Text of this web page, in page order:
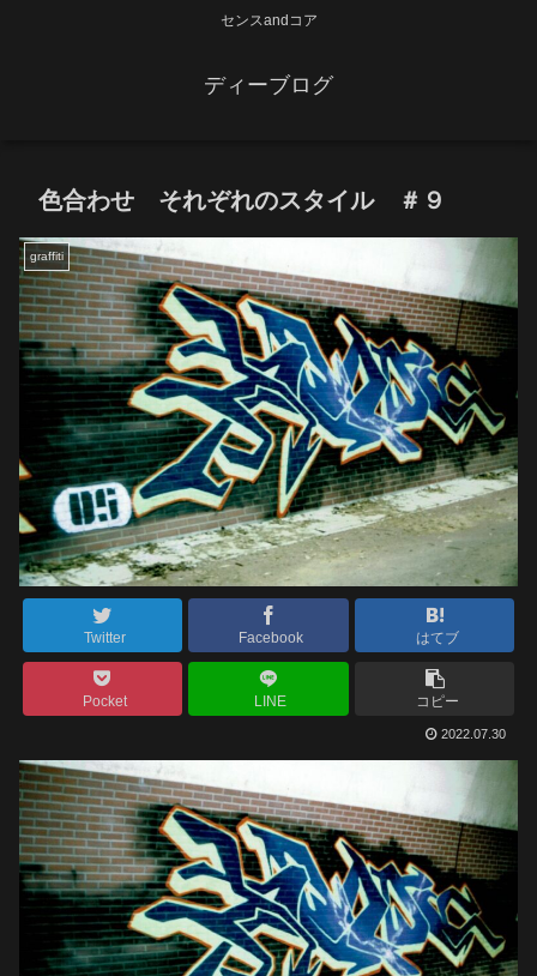
センスandコア
ディーブログ
色合わせ それぞれのスタイル ＃９
graffiti
Twitter Facebook はてブ
Pocket LINE コピー
2022.07.30